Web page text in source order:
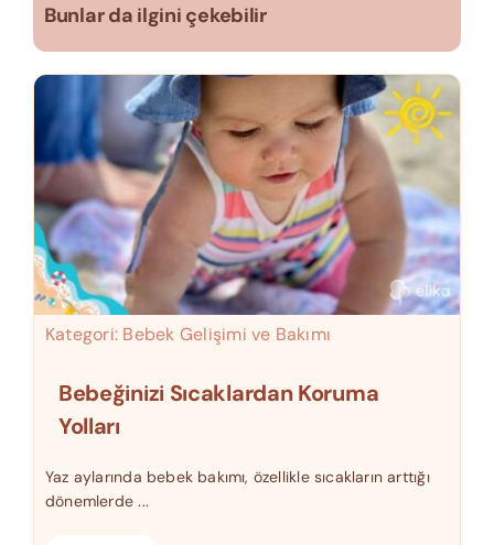
Bunlar da ilgini çekebilir
Kategori: Bebek Gelişimi ve Bakımı
Bebeğinizi Sıcaklardan Koruma
Yolları
Yaz aylarında bebek bakımı, özellikle sıcakların arttığı
dönemlerde ...